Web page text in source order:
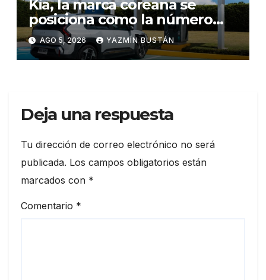
Kia, la marca coreana se
posiciona como la número
uno en ventas de vehículos
eléctricos en Ecuador
durante julio
AGO 5, 2026 YAZMÍN BUSTÁN
Deja una respuesta
Tu dirección de correo electrónico no será
publicada. Los campos obligatorios están
marcados con *
Comentario *